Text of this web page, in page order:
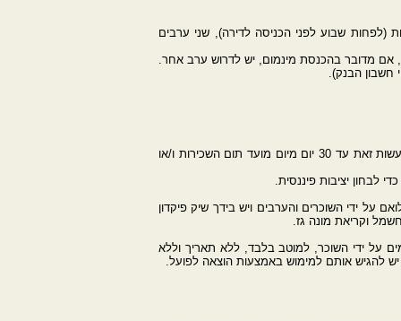
(לפחות שבוע לפני הכניסה לדירה), שני ערבים
חשבון הבנק).
11. במידה של פיגור בפינוי מעל לשבוע – מוטב לפנות את השוכרים באופן מיידי בכוח סביר, בליווי חברת אבטחה - החוק מתיר לך לעשות זאת עד 30 יום מיום מועד תום השכירות ו/או
על ידי השוכרים והערבים ויש בידך שיק פיקדון
וקריאת מונה גז.
על ידי השוכר, למוטב בלבד, ללא תאריך וללא
להגיש אותם למימוש באמצעות הוצאה לפועל.